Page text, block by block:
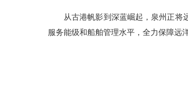
从古港帆影到深蓝崛起，泉州正将远
服务能级和船舶管理水平，全力保障远